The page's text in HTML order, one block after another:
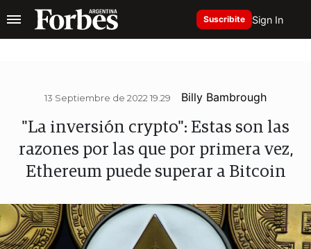
Suscribite Sign In
13 Septiembre de 2022 19.29 Billy Bambrough
"La inversión crypto": Estas son las
razones por las que por primera vez,
Ethereum puede superar a Bitcoin